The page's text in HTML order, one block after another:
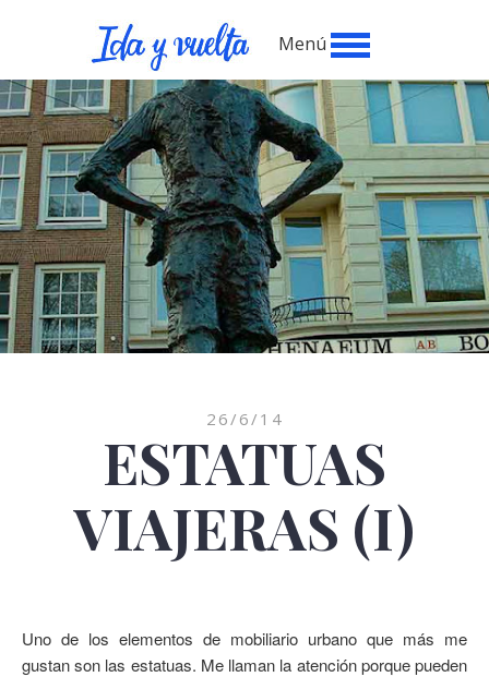
Menú
26/6/14
ESTATUAS
VIAJERAS (I)
Uno de los elementos de mobiliario urbano que más me
gustan son las estatuas. Me llaman la atención porque pueden